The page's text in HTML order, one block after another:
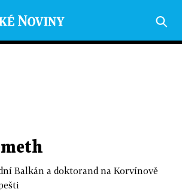
Balkán a doktorand na Korvínově